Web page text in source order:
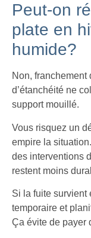
Peut-on
plate en
humide?
Non,
d’étanchéité ne
support mouillé.
Vous risquez un
empire la
des interventions
restent moins
Si la fuite survient
temporaire et
Ça évite de payer